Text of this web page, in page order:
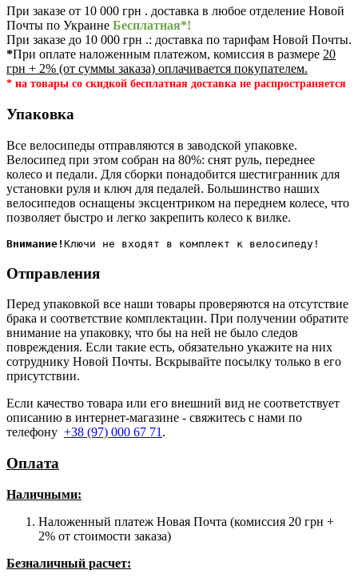
При заказе от 10 000 грн . доставка в любое отделение Новой
Почты по Украине Бесплатная*!
При заказе до 10 000 грн .: доставка по тарифам Новой Почты.
*При оплате наложенным платежом, комиссия в размере 20
грн + 2% (от суммы заказа) оплачивается покупателем.
* на товары со скидкой бесплатная доставка не распространяется
Упаковка
Все велосипеды отправляются в заводской упаковке.
Велосипед при этом собран на 80%: снят руль, переднее
колесо и педали. Для сборки понадобится шестигранник для
установки руля и ключ для педалей. Большинство наших
велосипедов оснащены эксцентриком на переднем колесе, что
позволяет быстро и легко закрепить колесо к вилке.
Внимание!
Отправления
Перед упаковкой все наши товары проверяются на отсутствие
брака и соответствие комплектации. При получении обратите
внимание на упаковку, что бы на ней не было следов
повреждения. Если такие есть, обязательно укажите на них
сотруднику Новой Почты. Вскрывайте посылку только в его
присутствии.
Если качество товара или его внешний вид не соответствует
описанию в интернет-магазине - свяжитесь с нами по
телефону +38 (97) 000 67 71 .
Оплата
Наличными:
Наложенный платеж Новая Почта (комиссия 20 грн +
2% от стоимости заказа)
Безналичный расчет: